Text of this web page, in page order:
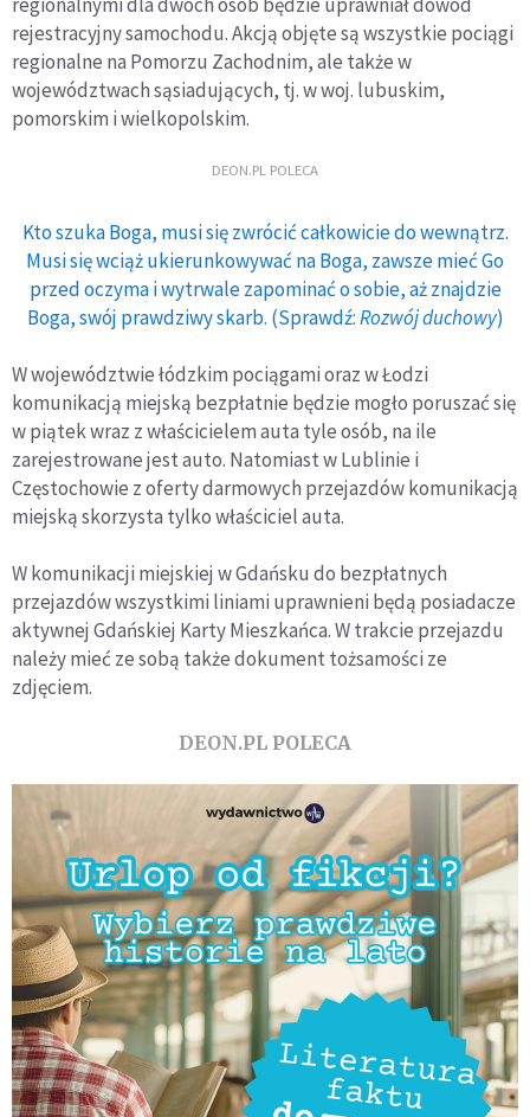
rejestracyjny samochodu. Akcją objęte są wszystkie pociągi
regionalne na Pomorzu Zachodnim, ale także w
województwach sąsiadujących, tj. w woj. lubuskim,
pomorskim i wielkopolskim.
DEON.PL POLECA
Kto szuka Boga, musi się zwrócić całkowicie do wewnątrz.
Musi się wciąż ukierunkowywać na Boga, zawsze mieć Go
przed oczyma i wytrwale zapominać o sobie, aż znajdzie
Boga, swój prawdziwy skarb. (Sprawdź:Rozwój duchowy)
W województwie łódzkim pociągami oraz w Łodzi
komunikacją miejską bezpłatnie będzie mogło poruszać się
w piątek wraz z właścicielem auta tyle osób, na ile
zarejestrowane jest auto. Natomiast w Lublinie i
Częstochowie z oferty darmowych przejazdów komunikacją
miejską skorzysta tylko właściciel auta.
W komunikacji miejskiej w Gdańsku do bezpłatnych
przejazdów wszystkimi liniami uprawnieni będą posiadacze
aktywnej Gdańskiej Karty Mieszkańca. W trakcie przejazdu
należy mieć ze sobą także dokument tożsamości ze
zdjęciem.
DEON.PL POLECA